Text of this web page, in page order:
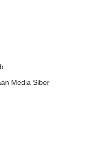
Media Siber